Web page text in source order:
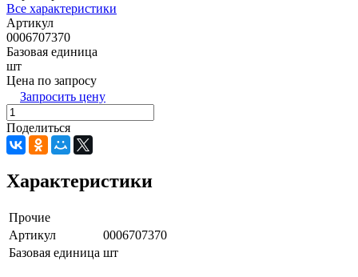
Все характеристики
Артикул
0006707370
Базовая единица
шт
Цена по запросу
Запросить цену
Поделиться
Характеристики
Прочие
Артикул
0006707370
Базовая единица шт